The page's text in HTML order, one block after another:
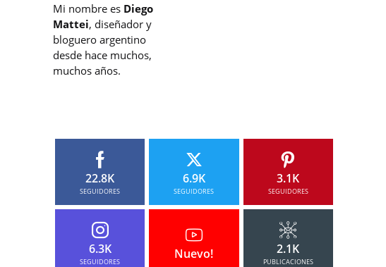
Mi nombre es Diego
Mattei, diseñador y
bloguero argentino
desde hace muchos,
muchos años.
22.8K
SEGUIDORES
6.9K
SEGUIDORES
3.1K
SEGUIDORES
6.3K
SEGUIDORES
Nuevo! 2.1K
PUBLICACIONES